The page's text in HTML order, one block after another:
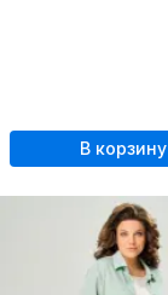
В корзину